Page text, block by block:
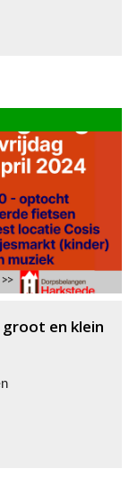
en klein